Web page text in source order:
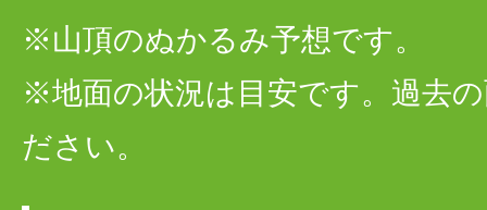
※山頂のぬかるみ予想です。
※地面の状況は目安です。過去
ださい。